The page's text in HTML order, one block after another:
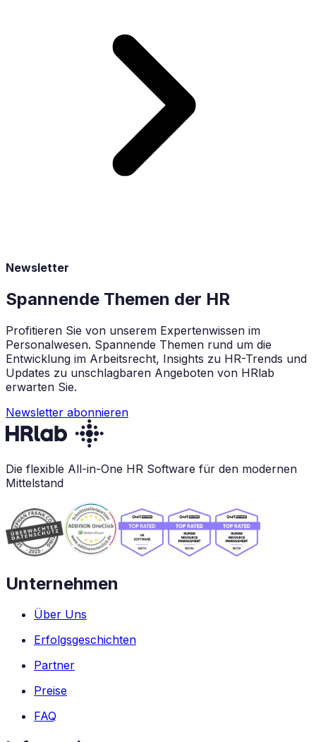
Newsletter
Spannende Themen der HR
Profitieren Sie von unserem Expertenwissen im
Personalwesen. Spannende Themen rund um die
Entwicklung im Arbeitsrecht, Insights zu HR-Trends und
Updates zu unschlagbaren Angeboten von HRlab
erwarten Sie.
Newsletter abonnieren
Die flexible All-in-One HR Software für den modernen
Mittelstand
Unternehmen
Über Uns
Erfolgsgeschichten
Partner
Preise
FAQ